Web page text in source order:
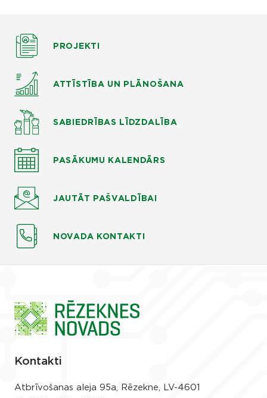
PROJEKTI
ATTĪSTĪBA UN PLĀNOŠANA
SABIEDRĪBAS LĪDZDALĪBA
PASĀKUMU KALENDĀRS
JAUTĀT PAŠVALDĪBAI
NOVADA KONTAKTI
Kontakti
Atbrīvošanas aleja 95a, Rēzekne, LV-4601